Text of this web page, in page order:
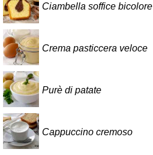
Ciambella soffice bicolore
Crema pasticcera veloce
Purè di patate
Cappuccino cremoso